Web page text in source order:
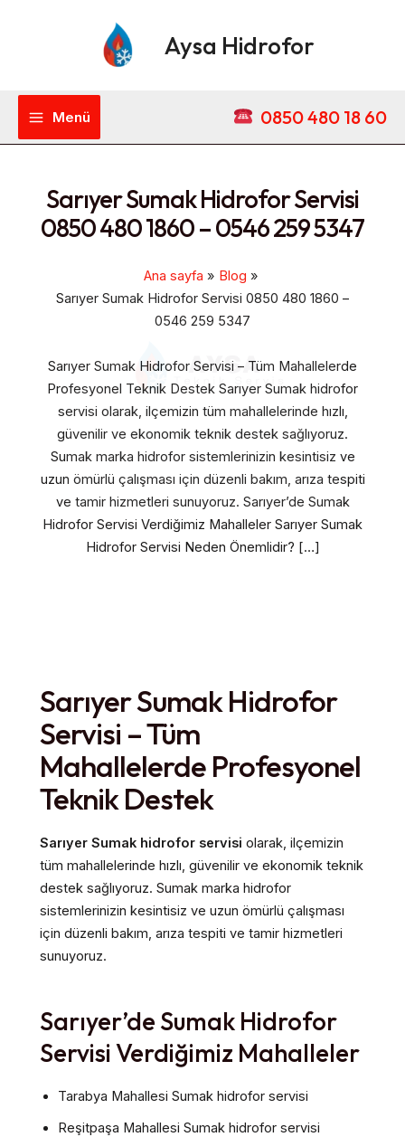
Aysa Hidrofor
Menü 0850 480 18 60
Sarıyer Sumak Hidrofor Servisi
0850 480 1860 – 0546 259 5347
Ana sayfa
Blog
Sarıyer Sumak Hidrofor Servisi 0850 480 1860 –
0546 259 5347
Sarıyer Sumak Hidrofor Servisi – Tüm Mahallelerde
Profesyonel Teknik Destek Sarıyer Sumak hidrofor
servisi olarak, ilçemizin tüm mahallelerinde hızlı,
güvenilir ve ekonomik teknik destek sağlıyoruz.
Sumak marka hidrofor sistemlerinizin kesintisiz ve
uzun ömürlü çalışması için düzenli bakım, arıza tespiti
ve tamir hizmetleri sunuyoruz. Sarıyer’de Sumak
Hidrofor Servisi Verdiğimiz Mahalleler Sarıyer Sumak
Hidrofor Servisi Neden Önemlidir? […]
Sarıyer Sumak Hidrofor
Servisi – Tüm
Mahallelerde Profesyonel
Teknik Destek
Sarıyer Sumak hidrofor servisi olarak, ilçemizin
tüm mahallelerinde hızlı, güvenilir ve ekonomik teknik
destek sağlıyoruz. Sumak marka hidrofor
sistemlerinizin kesintisiz ve uzun ömürlü çalışması
için düzenli bakım, arıza tespiti ve tamir hizmetleri
sunuyoruz.
Sarıyer’de Sumak Hidrofor
Servisi Verdiğimiz Mahalleler
Tarabya Mahallesi Sumak hidrofor servisi
Reşitpaşa Mahallesi Sumak hidrofor servisi